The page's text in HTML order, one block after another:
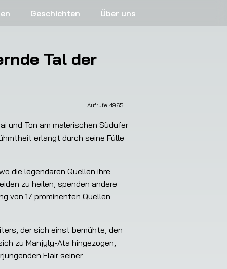
Geschichten Über uns
Tal der
Aufrufe: 4965
und Ton am malerischen Südufer
erlangt durch seine Fülle
die legendären Quellen ihre
zu heilen, spenden andere
von 17 prominenten Quellen
der sich einst bemühte, den
zu Manjyly-Ata hingezogen,
Flair seiner